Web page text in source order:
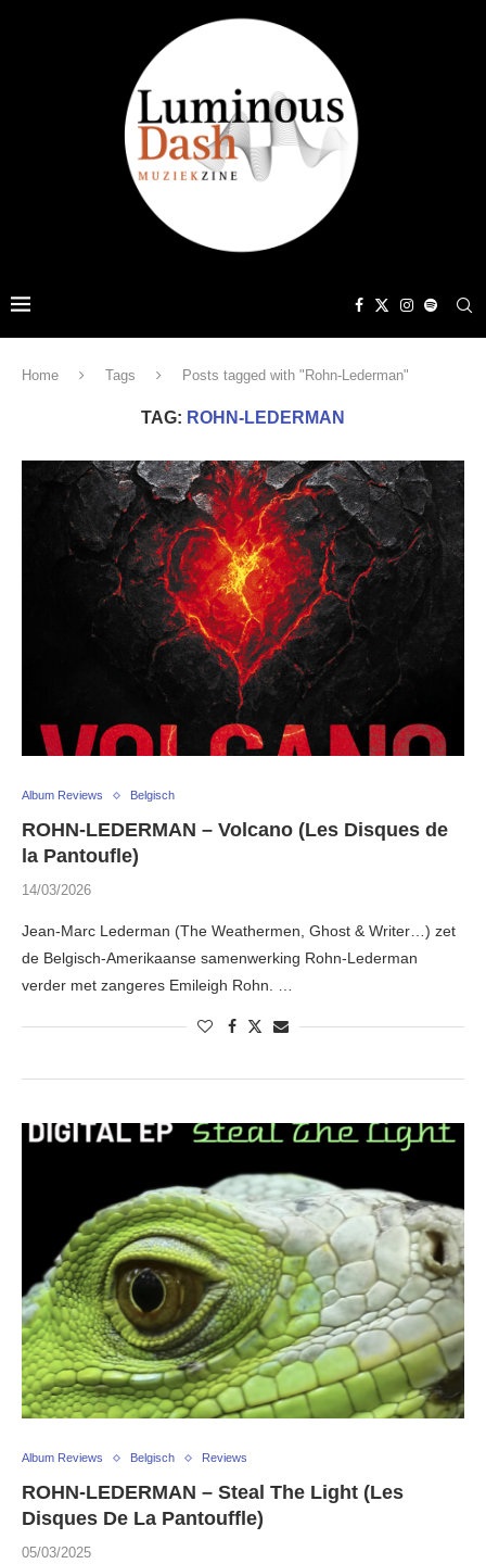
Home Tags Posts tagged with "Rohn-Lederman"
TAG: ROHN-LEDERMAN
Album Reviews Belgisch
ROHN-LEDERMAN – Volcano (Les Disques de
la Pantoufle)
14/03/2026
Jean-Marc Lederman (The Weathermen, Ghost & Writer…) zet
de Belgisch-Amerikaanse samenwerking Rohn-Lederman
verder met zangeres Emileigh Rohn. …
Album Reviews Belgisch Reviews
ROHN-LEDERMAN – Steal The Light (Les
Disques De La Pantouffle)
05/03/2025